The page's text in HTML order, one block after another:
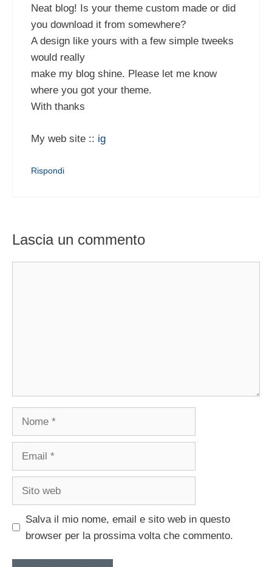
Neat blog! Is your theme custom made or did
you download it from somewhere?
A design like yours with a few simple tweeks
would really
make my blog shine. Please let me know
where you got your theme.
With thanks
My web site :: ig
Rispondi
Lascia un commento
Salva il mio nome, email e sito web in questo
browser per la prossima volta che commento.